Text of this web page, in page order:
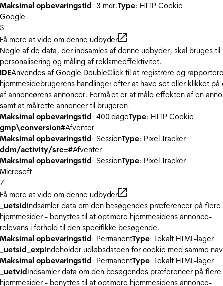
Maksimal opbevaringstid: 3 mdr.Type: HTTP Cookie
Google
3
Få mere at vide om denne udbyder
Nogle af de data, der indsamles af denne udbyder, skal bruges til
personalisering og måling af reklameeffektivitet.
IDEAnvendes af Google DoubleClick til at registrere og
hjemmesidebrugerens handlinger efter at have set eller klikket på
af annoncørens annoncer. Formålet er at måle effekten af en
samt at målrette annoncer til brugeren.
Maksimal opbevaringstid: 400 dageType: HTTP Cookie
gmp\conversion#Afventer
Maksimal opbevaringstid: SessionType: Pixel Tracker
ddm/activity/src=#Afventer
Maksimal opbevaringstid: SessionType: Pixel Tracker
Microsoft
7
Få mere at vide om denne udbyder
_uetsidIndsamler data om den besøgendes præferencer på flere
hjemmesider - benyttes til at optimere hjemmesidens annonce-
relevans i forhold til den specifikke besøgende.
Maksimal opbevaringstid: PermanentType: Lokalt HTML-lager
_uetsid_expIndeholder udløbsdatoen for cookie med samme
Maksimal opbevaringstid: PermanentType: Lokalt HTML-lager
_uetvidIndsamler data om den besøgendes præferencer på flere
hjemmesider - benyttes til at optimere hjemmesidens annonce-